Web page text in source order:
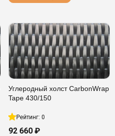
Углеродный холст CarbonWrap
Tape 430/150
Рейтинг: 0
92 660 ₽